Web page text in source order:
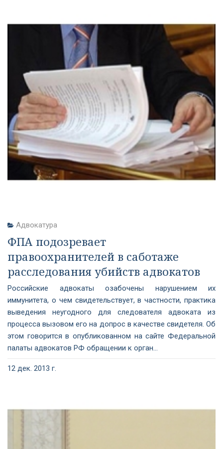
Адвокатура
ФПА подозревает
правоохранителей в саботаже
расследования убийств адвокатов
Российские адвокаты озабочены нарушением их
иммунитета, о чем свидетельствует, в частности, практика
выведения неугодного для следователя адвоката из
процесса вызовом его на допрос в качестве свидетеля. Об
этом говорится в опубликованном на сайте Федеральной
палаты адвокатов РФ обращении к орган...
12 дек. 2013 г.